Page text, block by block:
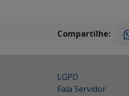
Compartilhe:
LGPD
Fala Servidor